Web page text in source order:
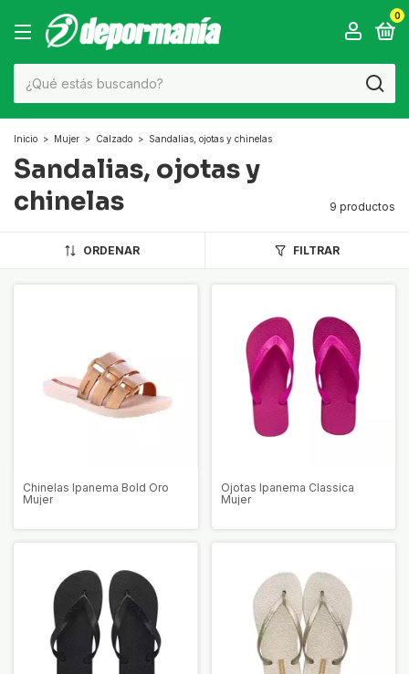
0
Inicio > Mujer > Calzado > Sandalias, ojotas y chinelas
Sandalias, ojotas y
chinelas
9 productos
ORDENAR FILTRAR
Chinelas Ipanema Bold Oro
Mujer
Ojotas Ipanema Classica
Mujer